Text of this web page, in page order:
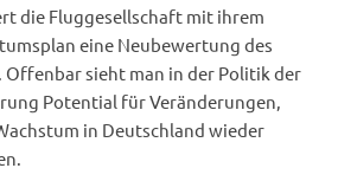
die Fluggesellschaft mit ihrem
eine Neubewertung des
Offenbar sieht man in der Politik der
Potential für Veränderungen,
in Deutschland wieder